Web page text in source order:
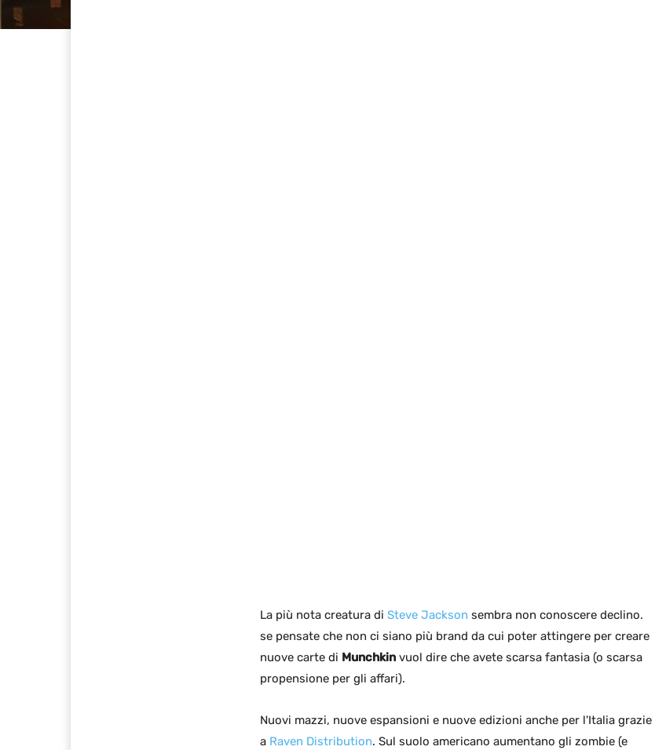
La più nota creatura di Steve Jackson sembra non conoscere declino.
se pensate che non ci siano più brand da cui poter attingere per creare
nuove carte di Munchkin vuol dire che avete scarsa fantasia (o scarsa
propensione per gli affari).
Nuovi mazzi, nuove espansioni e nuove edizioni anche per l'Italia grazie
a Raven Distribution. Sul suolo americano aumentano gli zombie (e